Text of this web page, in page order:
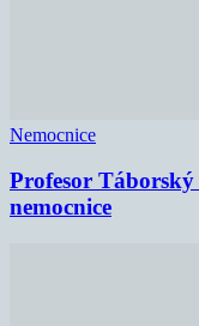
Nemocnice
Profesor Táborský
nemocnice